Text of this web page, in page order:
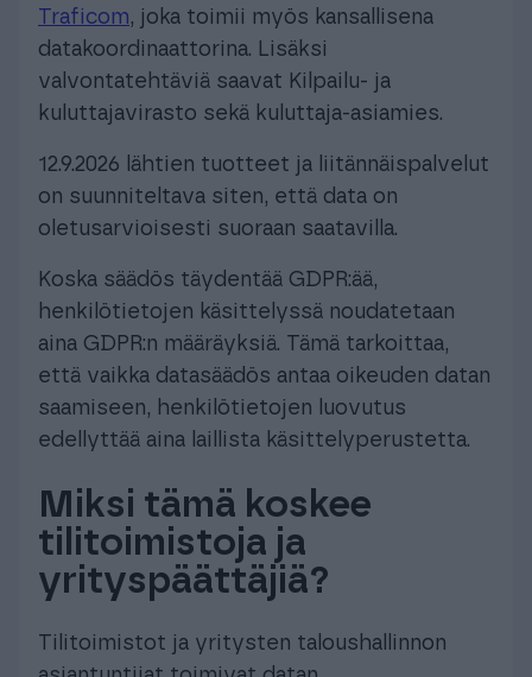
Traficom, joka toimii myös kansallisena
datakoordinaattorina. Lisäksi
valvontatehtäviä saavat Kilpailu- ja
kuluttajavirasto sekä kuluttaja-asiamies.
12.9.2026 lähtien tuotteet ja liitännäispalvelut
on suunniteltava siten, että data on
oletusarvioisesti suoraan saatavilla.
Koska säädös täydentää GDPR:ää,
henkilötietojen käsittelyssä noudatetaan
aina GDPR:n määräyksiä. Tämä tarkoittaa,
että vaikka datasäädös antaa oikeuden datan
saamiseen, henkilötietojen luovutus
edellyttää aina laillista käsittelyperustetta.
Miksi tämä koskee
tilitoimistoja ja
yrityspäättäjiä?
Tilitoimistot ja yritysten taloushallinnon